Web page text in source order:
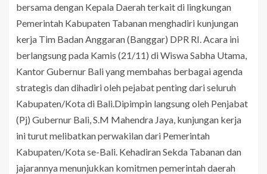
bersama dengan Kepala Daerah terkait di lingkungan
Pemerintah Kabupaten Tabanan menghadiri kunjungan
kerja Tim Badan Anggaran (Banggar) DPR RI. Acara ini
berlangsung pada Kamis (21/11) di Wiswa Sabha Utama,
Kantor Gubernur Bali yang membahas berbagai agenda
strategis dan dihadiri oleh pejabat penting dari seluruh
Kabupaten/Kota di Bali.Dipimpin langsung oleh Penjabat
(Pj) Gubernur Bali, S.M Mahendra Jaya, kunjungan kerja
ini turut melibatkan perwakilan dari Pemerintah
Kabupaten/Kota se-Bali. Kehadiran Sekda Tabanan dan
jajarannya menunjukkan komitmen pemerintah daerah